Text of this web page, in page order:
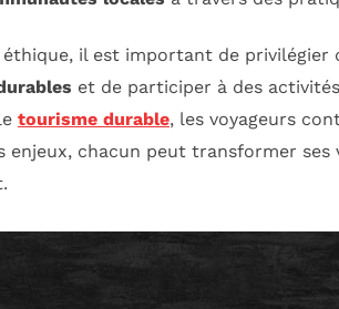
éthique, il est important de
et de participer à des
tourisme durable, les voyageurs
enjeux, chacun peut transformer